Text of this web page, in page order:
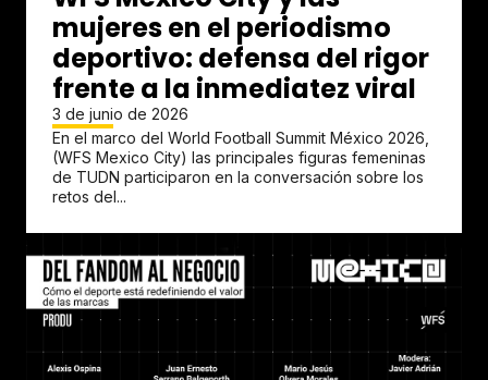
mujeres en el periodismo
deportivo: defensa del rigor
frente a la inmediatez viral
3 de junio de 2026
En el marco del World Football Summit México 2026,
(WFS Mexico City) las principales figuras femeninas
de TUDN participaron en la conversación sobre los
retos del...